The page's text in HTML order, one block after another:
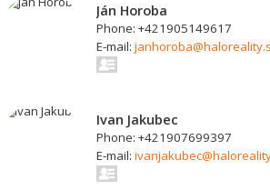
Ján Horoba
Phone: +421905149617
E-mail:
Ivan Jakubec
Phone: +421907699397
E-mail: